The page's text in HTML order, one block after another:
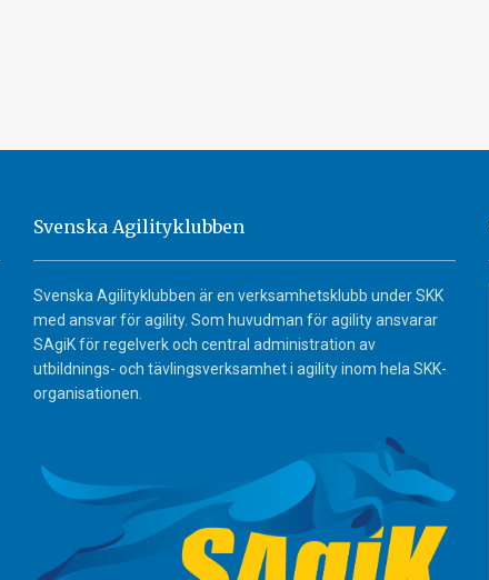
Svenska Agilityklubben
Svenska Agilityklubben är en verksamhetsklubb under SKK
med ansvar för agility. Som huvudman för agility ansvarar
SAgiK för regelverk och central administration av
utbildnings- och tävlingsverksamhet i agility inom hela SKK-
organisationen.